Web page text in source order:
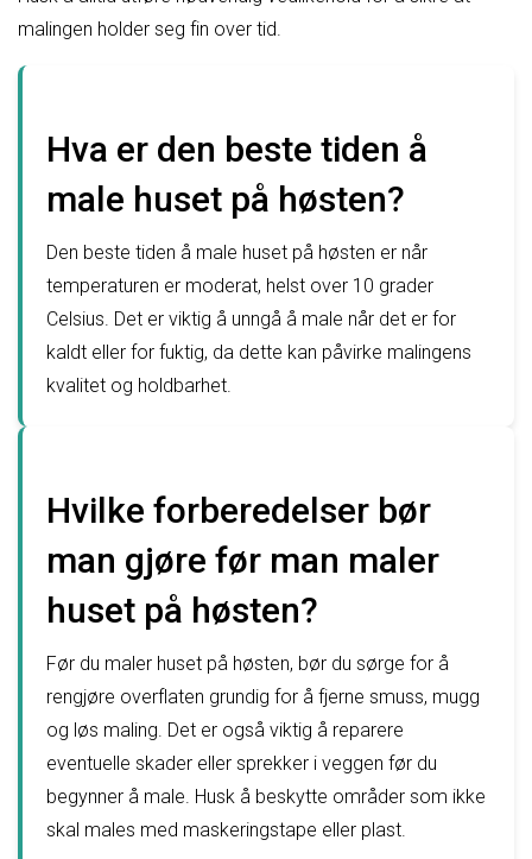
malingen holder seg fin over tid.
Hva er den beste tiden å
male huset på høsten?
Den beste tiden å male huset på høsten er når
temperaturen er moderat, helst over 10 grader
Celsius. Det er viktig å unngå å male når det er for
kaldt eller for fuktig, da dette kan påvirke malingens
kvalitet og holdbarhet.
Hvilke forberedelser bør
man gjøre før man maler
huset på høsten?
Før du maler huset på høsten, bør du sørge for å
rengjøre overflaten grundig for å fjerne smuss, mugg
og løs maling. Det er også viktig å reparere
eventuelle skader eller sprekker i veggen før du
begynner å male. Husk å beskytte områder som ikke
skal males med maskeringstape eller plast.